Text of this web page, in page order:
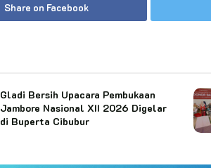
Share on Facebook
Gladi Bersih Upacara Pembukaan
Jambore Nasional XII 2026 Digelar
di Buperta Cibubur